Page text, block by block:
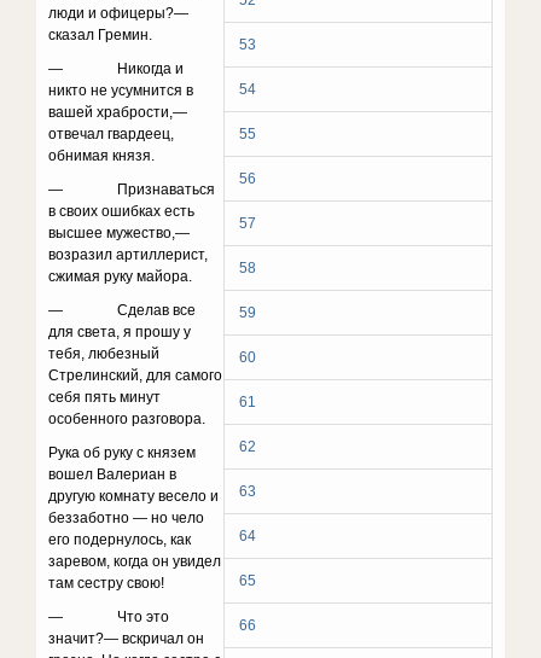
53
54
55
56
57
58
59
60
61
62
63
64
65
66
люди и офицеры?—
сказал Гремин.
— Никогда и
никто не усумнится в
вашей храбро­сти,—
отвечал гвардеец,
обнимая князя.
— Признаваться
в своих ошибках есть
высшее мужество,—
возразил артиллерист,
сжимая руку майора.
— Сделав все
для света, я прошу у
тебя, любезный
Стрелинский, для самого
себя пять минут
особенного разговора.
Рука об руку с князем
вошел Валериан в
другую комнату весело и
беззаботно — но чело
его подер­нулось, как
заревом, когда он увидел
там сестру свою!
— Что это
значит?— вскричал он